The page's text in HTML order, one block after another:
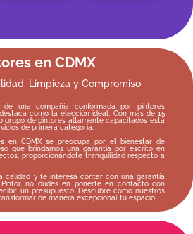
en CDMX
Limpieza y Compromiso
una compañía conformada por pintores
como la elección ideal. Con más de 15
grupo de pintores altamente capacitados está
de primera categoría.
en CDMX se preocupa por el bienestar de
que brindamos una garantía por escrito en
proporcionándote tranquilidad respecto a
calidad y te interesa contar con una garantía
no dudes en ponerte en contacto con
un presupuesto. Descubre cómo nuestros
de manera excepcional tu espacio.